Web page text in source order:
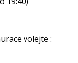
volejte :